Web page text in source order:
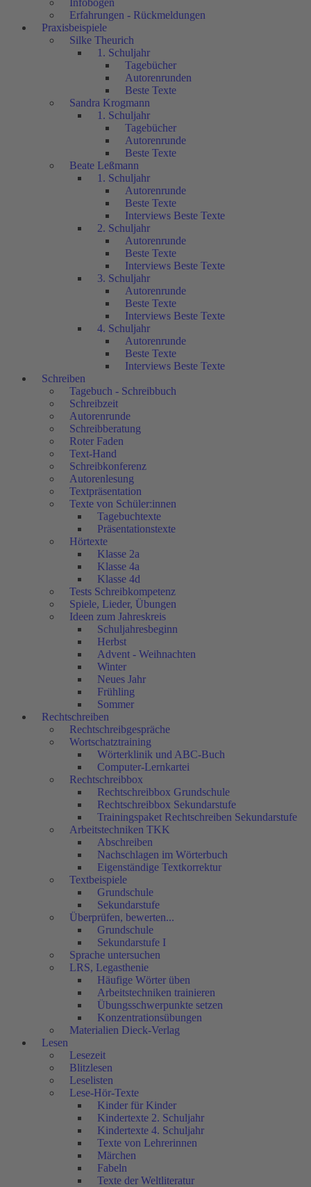
Infobögen
Erfahrungen - Rückmeldungen
Praxisbeispiele
Silke Theurich
1. Schuljahr
Tagebücher
Autorenrunden
Beste Texte
Sandra Krogmann
1. Schuljahr
Tagebücher
Autorenrunde
Beste Texte
Beate Leßmann
1. Schuljahr
Autorenrunde
Beste Texte
Interviews Beste Texte
2. Schuljahr
Autorenrunde
Beste Texte
Interviews Beste Texte
3. Schuljahr
Autorenrunde
Beste Texte
Interviews Beste Texte
4. Schuljahr
Autorenrunde
Beste Texte
Interviews Beste Texte
Schreiben
Tagebuch - Schreibbuch
Schreibzeit
Autorenrunde
Schreibberatung
Roter Faden
Text-Hand
Schreibkonferenz
Autorenlesung
Textpräsentation
Texte von Schüler:innen
Tagebuchtexte
Präsentationstexte
Hörtexte
Klasse 2a
Klasse 4a
Klasse 4d
Tests Schreibkompetenz
Spiele, Lieder, Übungen
Ideen zum Jahreskreis
Schuljahresbeginn
Herbst
Advent - Weihnachten
Winter
Neues Jahr
Frühling
Sommer
Rechtschreiben
Rechtschreibgespräche
Wortschatztraining
Wörterklinik und ABC-Buch
Computer-Lernkartei
Rechtschreibbox
Rechtschreibbox Grundschule
Rechtschreibbox Sekundarstufe
Trainingspaket Rechtschreiben Sekundarstufe
Arbeitstechniken TKK
Abschreiben
Nachschlagen im Wörterbuch
Eigenständige Textkorrektur
Textbeispiele
Grundschule
Sekundarstufe
Überprüfen, bewerten...
Grundschule
Sekundarstufe I
Sprache untersuchen
LRS, Legasthenie
Häufige Wörter üben
Arbeitstechniken trainieren
Übungsschwerpunkte setzen
Konzentrationsübungen
Materialien Dieck-Verlag
Lesen
Lesezeit
Blitzlesen
Leselisten
Lese-Hör-Texte
Kinder für Kinder
Kindertexte 2. Schuljahr
Kindertexte 4. Schuljahr
Texte von Lehrerinnen
Märchen
Fabeln
Texte der Weltliteratur